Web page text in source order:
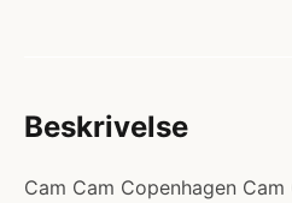
Beskrivelse
Cam Cam Copenhagen